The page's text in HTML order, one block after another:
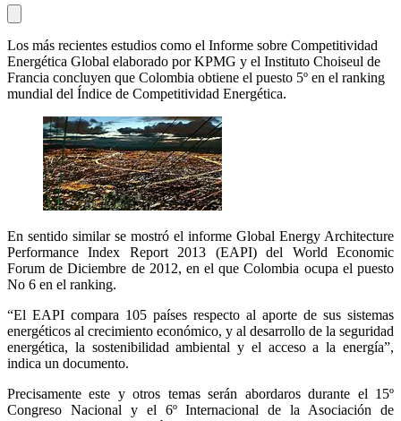
Los más recientes estudios como el Informe sobre Competitividad
Energética Global elaborado por KPMG y el Instituto Choiseul de
Francia concluyen que Colombia obtiene el puesto 5º en el ranking
mundial del Índice de Competitividad Energética.
En sentido similar se mostró el informe Global Energy Architecture
Performance Index Report 2013 (EAPI) del World Economic
Forum de Diciembre de 2012, en el que Colombia ocupa el puesto
No 6 en el ranking.
“El EAPI compara 105 países respecto al aporte de sus sistemas
energéticos al crecimiento económico, y al desarrollo de la seguridad
energética, la sostenibilidad ambiental y el acceso a la energía”,
indica un documento.
Precisamente este y otros temas serán abordaros durante el 15º
Congreso Nacional y el 6º Internacional de la Asociación de